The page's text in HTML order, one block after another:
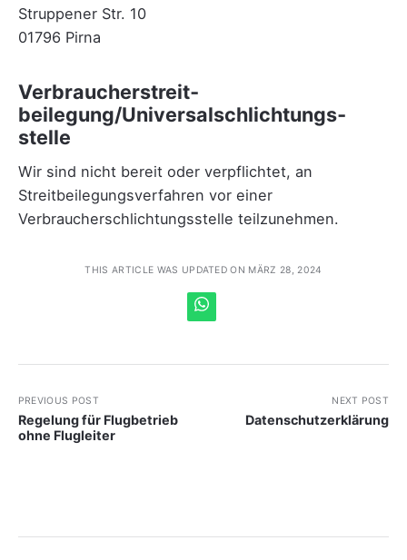
Struppener Str. 10
01796 Pirna
Verbraucher­streit­
beilegung/Universal­schlichtungs­
stelle
Wir sind nicht bereit oder verpflichtet, an
Streitbeilegungsverfahren vor einer
Verbraucherschlichtungsstelle teilzunehmen.
THIS ARTICLE WAS UPDATED ON MÄRZ 28, 2024
PREVIOUS POST
Regelung für Flugbetrieb
ohne Flugleiter
NEXT POST
Datenschutz­erklärung